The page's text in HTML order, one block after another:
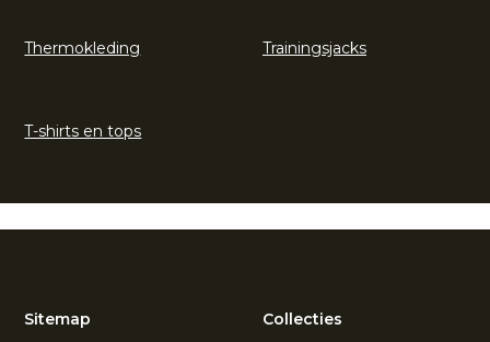
Thermokleding Trainingsjacks
T-shirts en tops
Sitemap
Collecties